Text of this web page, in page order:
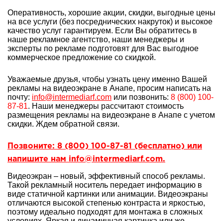
Оперативность, хорошие акции, скидки, выгодные цены
на все услуги (без посреднических накруток) и высокое
качество услуг гарантируем. Если Вы обратитесь в
наше рекламное агентство, наши менеджеры и
эксперты по рекламе подготовят для Вас выгодное
коммерческое предложение со скидкой.
Уважаемые друзья, чтобы узнать цену именно Вашей
рекламы на видеоэкране в Анапе, просим написать на
почту: info@intermediarf.com или позвонить: 8 (800) 100-
87-81. Наши менеджеры рассчитают стоимость
размещения рекламы на видеоэкране в Анапе с учетом
скидки. Ждем обратной связи.
Позвоните: 8 (800) 100-87-81 (бесплатно) или
напишите нам info@intermediarf.com.
Видеоэкран – новый, эффективный способ рекламы.
Такой рекламный носитель передает информацию в
виде статичной картинки или анимации. Видеоэкраны
отличаются высокой степенью контраста и яркостью,
поэтому идеально подходят для монтажа в сложных